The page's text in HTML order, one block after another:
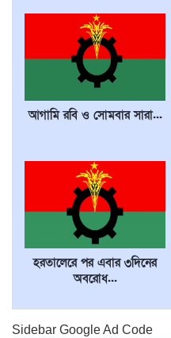
আগামি রবি ও সোমবার সারা...
হরতালেরে পর এবার ৩দিনের
অবরোধ...
Sidebar Google Ad Code